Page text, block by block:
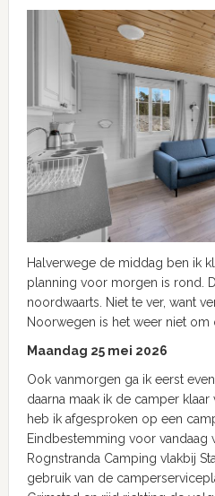
Halverwege de middag ben ik
planning voor morgen is rond.
noordwaarts. Niet te ver, want
Noorwegen is het weer niet om
Maandag 25 mei 2026
Ook vanmorgen ga ik eerst
daarna maak ik de camper
heb ik afgesproken op een
Eindbestemming voor vandaag
Rognstranda Camping vlakbij
gebruik van de